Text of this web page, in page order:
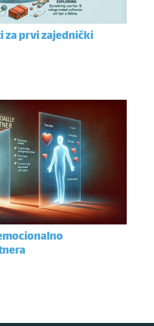
za prvi zajednički